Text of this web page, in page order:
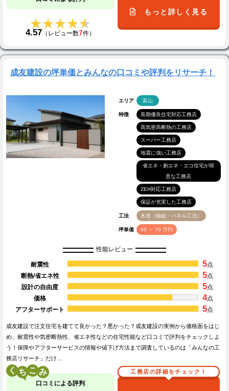
★★★★★
★★★★★
4.57 （レビュー数7件）
もっと詳しく見る
成友建設の坪単価とみんなの口コミや評判をリサーチ！
エリア 富山
特徴 長期優良住宅対応工務店
高気密高断熱の工務店
スーパー工務店
地震に強い工務店
省エネ・創エネ・エコ住宅が得
意な工務店
ZEH対応工務店
保証が充実した工務店
工法 木造（軸組・パネル工法）
坪単価 65 ～ 70 万円
性能レビュー
耐震性 5点
断熱/省エネ性
5点
設計の自由度
5点
価格
4点
アフターサポート
5点
成友建設で注文住宅を建てて良かった？悪かった？成友建設の実例から価格面をはじ
め、耐震性や気密断熱性、省エネ性などの住宅性能など口コミで評判をチェックしよ
う！保障やアフターサービスの情報や値下げ方法まで調査しているのは「みんなの工
務店リサーチ」だけ…
く こ
口コミによる評判
工務店の詳細をチェック！